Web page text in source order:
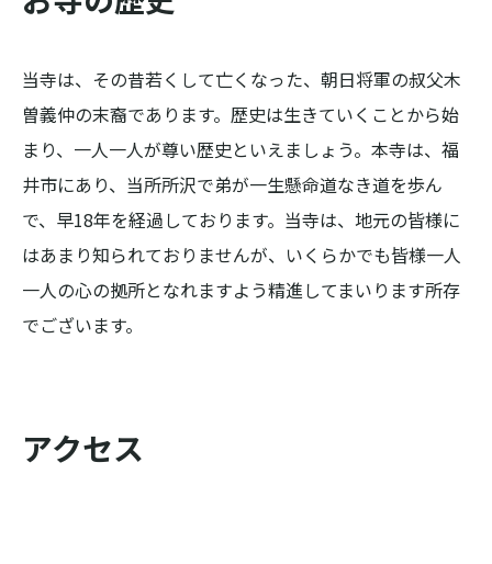
当寺は、その昔若くして亡くなった、朝日将軍の叔父木
曽義仲の末裔であります。歴史は生きていくことから始
まり、一人一人が尊い歴史といえましょう。本寺は、福
井市にあり、当所所沢で弟が一生懸命道なき道を歩ん
で、早18年を経過しております。当寺は、地元の皆様に
はあまり知られておりませんが、いくらかでも皆様一人
一人の心の拠所となれますよう精進してまいります所存
でございます。
アクセス